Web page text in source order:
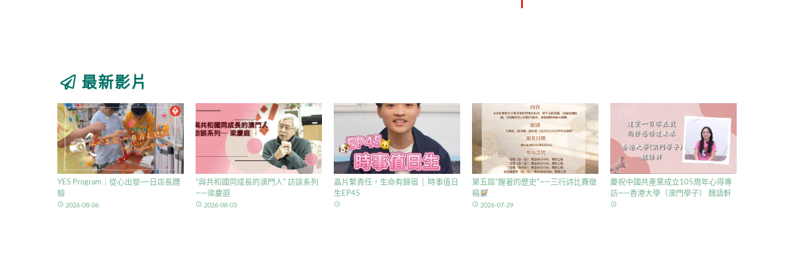
最新影片
YES Program｜從心出發·一日店長體
驗
access_time 2026-08-06
“與共和國同成長的澳門人” 訪談系列
——梁慶庭
access_time 2026-08-03
晶片繫責任，生命有歸宿 │ 時事值日
生EP45
access_time
第五屆”醒著的歷史”——三行詩比賽徵
稿
access_time 2026-07-29
慶祝中國共產黨成立105周年心得專
訪——香港大學（澳門學子） 魏語軒
access_time